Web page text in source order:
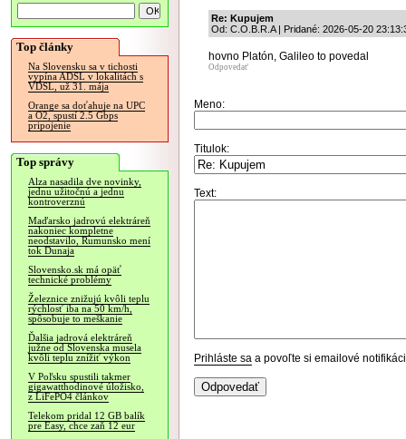
Top články
Na Slovensku sa v tichosti
vypína ADSL v lokalitách s
VDSL, už 31. mája
Orange sa doťahuje na UPC
a O2, spustí 2.5 Gbps
pripojenie
Top správy
Alza nasadila dve novinky,
jednu užitočnú a jednu
kontroverznú
Maďarsko jadrovú elektráreň
nakoniec kompletne
neodstavilo, Rumunsko mení
tok Dunaja
Slovensko.sk má opäť
technické problémy
Železnice znižujú kvôli teplu
rýchlosť iba na 50 km/h,
spôsobuje to meškanie
Ďalšia jadrová elektráreň
južne od Slovenska musela
kvôli teplu znížiť výkon
V Poľsku spustili takmer
gigawatthodinové úložisko,
z LiFePO4 článkov
Telekom pridal 12 GB balík
pre Easy, chce zaň 12 eur
Re: Kupujem
Od: C.O.B.R.A | Pridané: 2026-05-20
hovno Platón, Galileo to povedal
Odpovedať
Meno:
Titulok:
Text:
Prihláste sa a povoľte si emailové